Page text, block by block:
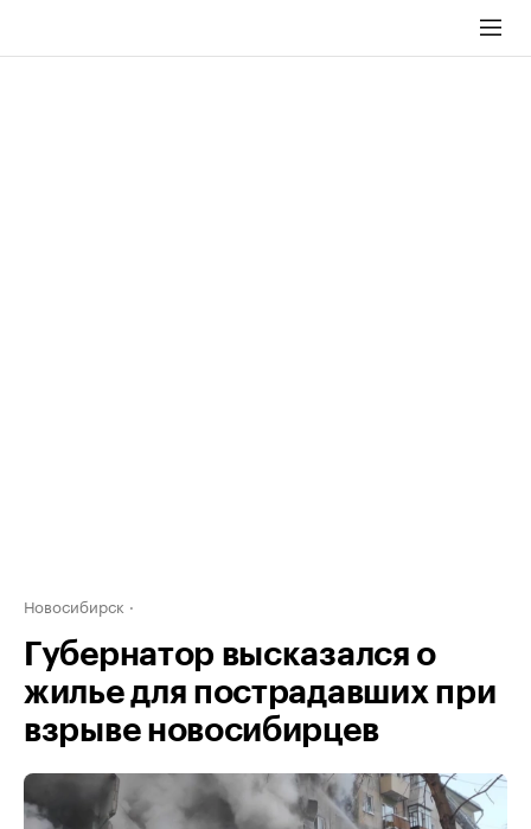
Новосибирск
Губернатор высказался о
жилье для пострадавших при
взрыве новосибирцев